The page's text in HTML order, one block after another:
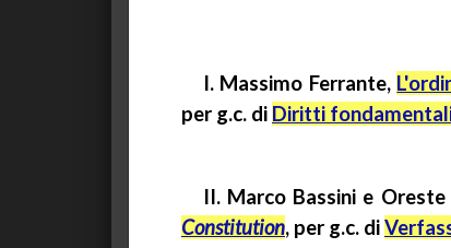
I. Massimo Ferrante,
per g.c. di Diritti
II. Marco Bassini e Oreste
Constitution, per g.c. di